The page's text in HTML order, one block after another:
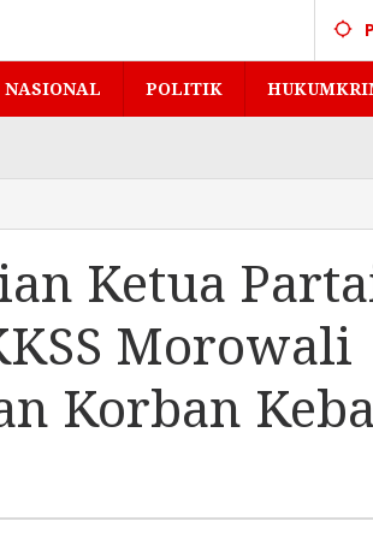
NASIONAL POLITIK
Ketua
Morowali
Korban